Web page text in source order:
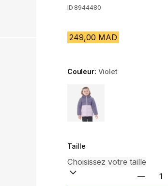
ID 8944480
249,00 MAD
Couleur: Violet
Choose a variant
Taille